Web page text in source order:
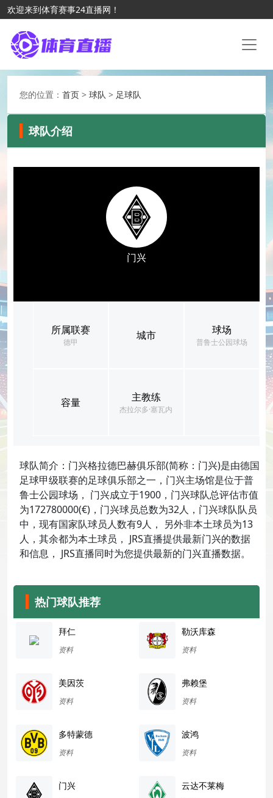
欢迎来到体育赛事24直播网！
您的位置： 首页 > 球队 > 足球队
球队介绍
门兴
所属联赛
德甲
城市 球场
普鲁士公园球场
容量 主教练
杰拉尔多·塞瓦内
球队简介：门兴格拉德巴赫俱乐部(简称：门兴)是由德国
足球甲级联赛的足球俱乐部之一，门兴主场馆是位于普
鲁士公园球场， 门兴成立于1900，门兴球队总评估市值
为172780000(€)，门兴球员总数为32人，门兴球队队员
中，现有国家队球员人数有9人， 另外非本土球员为13
人，其余都为本土球员， JRS直播提供最新门兴的数据
和信息， JRS直播同时为您提供最新的门兴直播数据。
热门球队推荐
拜仁
资料
勒沃库森
资料
美因茨
资料
弗赖堡
资料
多特蒙德
资料
波鸿
资料
门兴 云达不莱梅